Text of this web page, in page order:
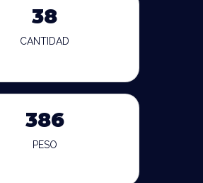
38
CANTIDAD
386
PESO